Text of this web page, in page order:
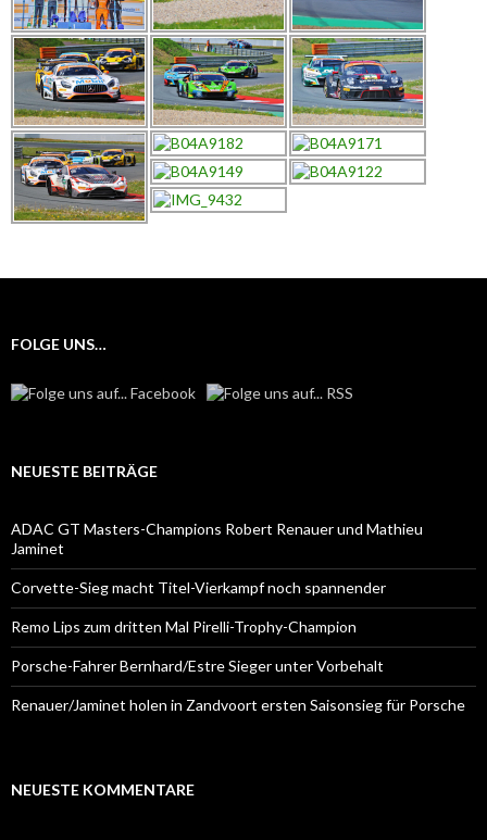
FOLGE UNS…
NEUESTE BEITRÄGE
ADAC GT Masters-Champions Robert Renauer und Mathieu
Jaminet
Corvette-Sieg macht Titel-Vierkampf noch spannender
Remo Lips zum dritten Mal Pirelli-Trophy-Champion
Porsche-Fahrer Bernhard/Estre Sieger unter Vorbehalt
Renauer/Jaminet holen in Zandvoort ersten Saisonsieg für Porsche
NEUESTE KOMMENTARE